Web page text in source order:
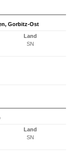
Gorbitz-Ost
Land
SN
Land
SN